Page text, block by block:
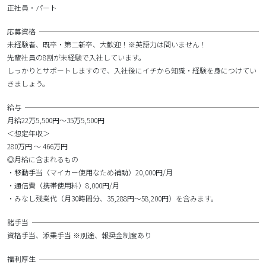
正社員・パート
応募資格
未経験者、既卒・第二新卒、大歓迎！※英語力は問いません！
先輩社員の8割が未経験で入社しています。
しっかりとサポートしますので、入社後にイチから知識・経験を身につけてい
きましょう。
給与
月給22万5,500円～35万5,500円
＜想定年収＞
280万円 ～ 466万円
◎月給に含まれるもの
・移動手当（マイカー使用なため補助）20,000円/月
・通信費（携帯使用料）8,000円/月
・みなし残業代（月30時間分、35,288円～58,200円）を含みます。
諸手当
資格手当、添乗手当 ※別途、報奨金制度あり
福利厚生